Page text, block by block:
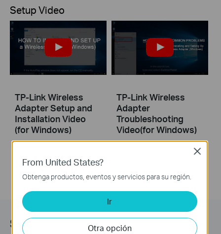
Setup Video
TP-Link Wireless
Adapter Setup and
Installation Video
(for Windows)
TP-Link Wireless
Adapter
Troubleshooting
Video(for Windows)
Suscripción
From United States?
Obtenga productos, eventos y servicios para su región.
Ir
Otra opción
Close